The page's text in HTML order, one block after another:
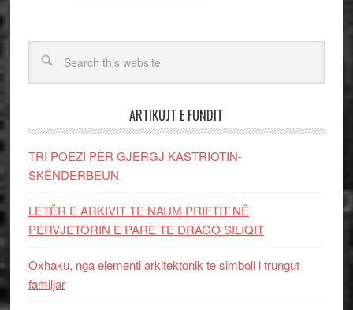
ARTIKUJT E FUNDIT
TRI POEZI PËR GJERGJ KASTRIOTIN-
SKËNDERBEUN
LETËR E ARKIVIT TE NAUM PRIFTIT NË
PERVJETORIN E PARE TE DRAGO SILIQIT
Oxhaku, nga elementi arkitektonik te simboli i trungut
familjar